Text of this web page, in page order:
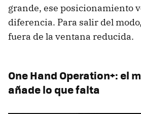
grande, ese posicionamiento
diferencia. Para salir del
fuera de la ventana reducida.
One Hand Operation+: el
añade lo que falta